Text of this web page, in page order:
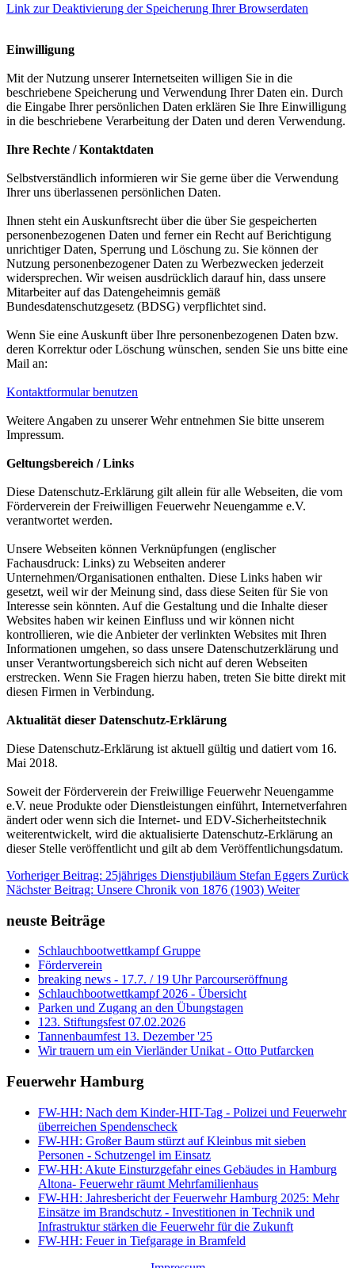
Link zur Deaktivierung der Speicherung Ihrer Browserdaten
Einwilligung
Mit der Nutzung unserer Internetseiten willigen Sie in die
beschriebene Speicherung und Verwendung Ihrer Daten ein. Durch
die Eingabe Ihrer persönlichen Daten erklären Sie Ihre Einwilligung
in die beschriebene Verarbeitung der Daten und deren Verwendung.
Ihre Rechte / Kontaktdaten
Selbstverständlich informieren wir Sie gerne über die Verwendung
Ihrer uns überlassenen persönlichen Daten.
Ihnen steht ein Auskunftsrecht über die über Sie gespeicherten
personenbezogenen Daten und ferner ein Recht auf Berichtigung
unrichtiger Daten, Sperrung und Löschung zu. Sie können der
Nutzung personenbezogener Daten zu Werbezwecken jederzeit
widersprechen. Wir weisen ausdrücklich darauf hin, dass unsere
Mitarbeiter auf das Datengeheimnis gemäß
Bundesdatenschutzgesetz (BDSG) verpflichtet sind.
Wenn Sie eine Auskunft über Ihre personenbezogenen Daten bzw.
deren Korrektur oder Löschung wünschen, senden Sie uns bitte eine
Mail an:
Kontaktformular benutzen
Weitere Angaben zu unserer Wehr entnehmen Sie bitte unserem
Impressum.
Geltungsbereich / Links
Diese Datenschutz-Erklärung gilt allein für alle Webseiten, die vom
Förderverein der Freiwilligen Feuerwehr Neuengamme e.V.
verantwortet werden.
Unsere Webseiten können Verknüpfungen (englischer
Fachausdruck: Links) zu Webseiten anderer
Unternehmen/Organisationen enthalten. Diese Links haben wir
gesetzt, weil wir der Meinung sind, dass diese Seiten für Sie von
Interesse sein könnten. Auf die Gestaltung und die Inhalte dieser
Websites haben wir keinen Einfluss und wir können nicht
kontrollieren, wie die Anbieter der verlinkten Websites mit Ihren
Informationen umgehen, so dass unsere Datenschutzerklärung und
unser Verantwortungsbereich sich nicht auf deren Webseiten
erstrecken. Wenn Sie Fragen hierzu haben, treten Sie bitte direkt mit
diesen Firmen in Verbindung.
Aktualität dieser Datenschutz-Erklärung
Diese Datenschutz-Erklärung ist aktuell gültig und datiert vom 16.
Mai 2018.
Soweit der Förderverein der Freiwillige Feuerwehr Neuengamme
e.V. neue Produkte oder Dienstleistungen einführt, Internetverfahren
ändert oder wenn sich die Internet- und EDV-Sicherheitstechnik
weiterentwickelt, wird die aktualisierte Datenschutz-Erklärung an
dieser Stelle veröffentlicht und gilt ab dem Veröffentlichungsdatum.
Vorheriger Beitrag: 25jähriges Dienstjubiläum Stefan Eggers Zurück
Nächster Beitrag: Unsere Chronik von 1876 (1903) Weiter
neuste Beiträge
Schlauchbootwettkampf Gruppe
Förderverein
breaking news - 17.7. / 19 Uhr Parcourseröffnung
Schlauchbootwettkampf 2026 - Übersicht
Parken und Zugang an den Übungstagen
123. Stiftungsfest 07.02.2026
Tannenbaumfest 13. Dezember '25
Wir trauern um ein Vierländer Unikat - Otto Putfarcken
Feuerwehr Hamburg
FW-HH: Nach dem Kinder-HIT-Tag - Polizei und Feuerwehr
überreichen Spendenscheck
FW-HH: Großer Baum stürzt auf Kleinbus mit sieben
Personen - Schutzengel im Einsatz
FW-HH: Akute Einsturzgefahr eines Gebäudes in Hamburg
Altona- Feuerwehr räumt Mehrfamilienhaus
FW-HH: Jahresbericht der Feuerwehr Hamburg 2025: Mehr
Einsätze im Brandschutz - Investitionen in Technik und
Infrastruktur stärken die Feuerwehr für die Zukunft
FW-HH: Feuer in Tiefgarage in Bramfeld